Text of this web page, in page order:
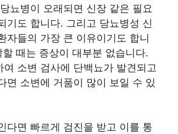
뇨병이 오래되면 신장 같은 필요
기도 합니다. 그리고 당뇨병성 신
자들의 가장 큰 이유이기도 합니
때는 증상이 대부분 없습니다.
여 소변 검사에 단백뇨가 발견되고
면 소변에 거품이 많이 보일 수 있
다면 빠르게 검진을 받고 이를 통